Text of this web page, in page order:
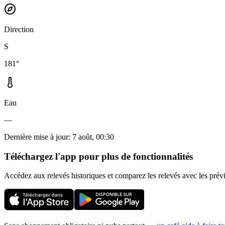
Direction
S
181°
Eau
—
Dernière mise à jour: 7 août, 00:30
Téléchargez l'app pour plus de fonctionnalités
Accédez aux relevés historiques et comparez les relevés avec les